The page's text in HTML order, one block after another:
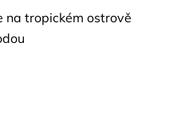
na tropickém ostrově